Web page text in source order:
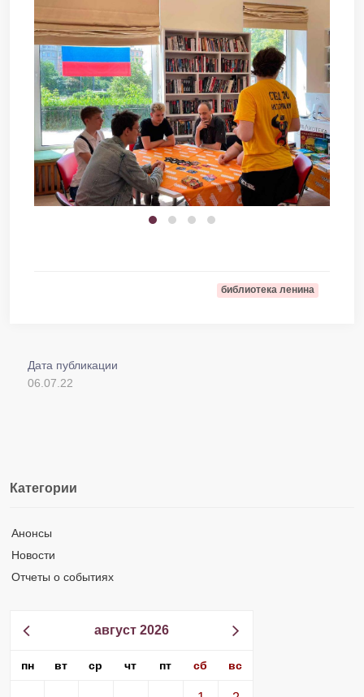
библиотека ленина
Дата публикации
06.07.22
Категории
Анонсы
Новости
Отчеты о событиях
август 2026
пн вт ср чт пт сб вс